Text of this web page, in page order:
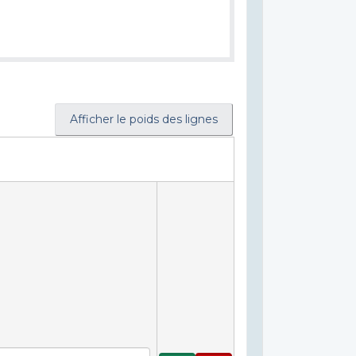
Afficher le poids des lignes